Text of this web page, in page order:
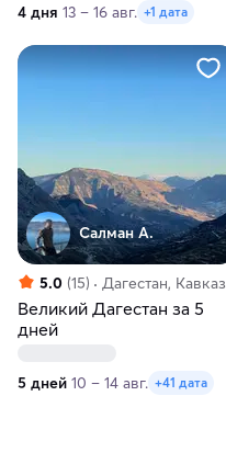
4 дня 13 – 16 авг. +1 дата
Салман А.
5.0 (15) Дагестан, Кавказ
Великий Дагестан за 5
дней
5 дней 10 – 14 авг. +41 дата